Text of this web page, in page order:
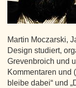
Martin Moczarski,
Design studiert,
Grevenbroich und
Kommentaren und
bleibe dabei“ und